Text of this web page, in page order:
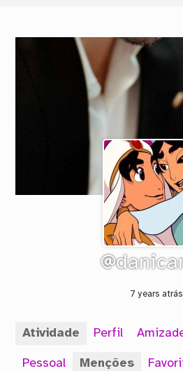
7 years atrás
Atividade Perfil
Pessoal Menções